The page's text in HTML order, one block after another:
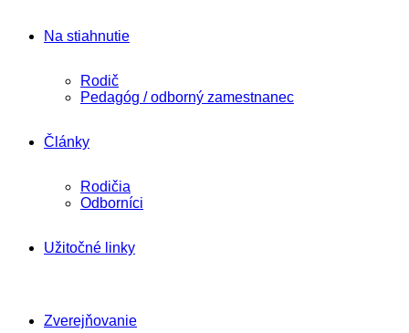
Na stiahnutie
Rodič
Pedagóg / odborný zamestnanec
Články
Rodičia
Odborníci
Užitočné linky
Zverejňovanie